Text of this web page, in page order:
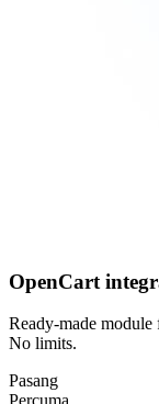
OpenCart
Ready-made
No limits.
Pasang